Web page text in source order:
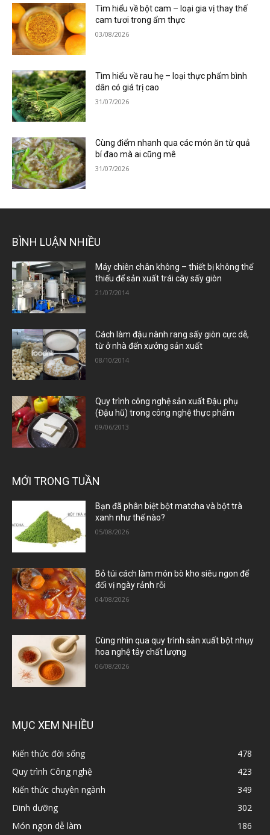
Tìm hiểu về bột cam – loại gia vị thay thế
cam tươi trong ẩm thực
03/08/2026
Tìm hiểu về rau hẹ – loại thực phẩm bình
dân có giá trị cao
31/07/2026
Cùng điểm nhanh qua các món ăn từ quả
bí đao mà ai cũng mê
31/07/2026
BÌNH LUẬN NHIỀU
Máy chiên chân không – thiết bị không thể
thiếu để sản xuất trái cây sấy giòn
21/07/2014
Cách làm đậu nành rang sấy giòn cực dễ,
từ ở nhà đến xưởng sản xuất
08/10/2014
Quy trình công nghệ sản xuất Đậu phụ
(Đậu hũ) trong công nghệ thực phẩm
09/06/2013
MỚI TRONG TUẦN
Bạn đã phân biệt bột matcha và bột trà
xanh như thế nào?
05/08/2026
Bỏ túi cách làm món bò kho siêu ngon để
đổi vị ngày rảnh rỗi
04/08/2026
Cùng nhìn qua quy trình sản xuất bột nhụy
hoa nghệ tây chất lượng
06/08/2026
MỤC XEM NHIỀU
Kiến thức đời sống
478
Quy trình Công nghệ
423
Kiến thức chuyên ngành
349
Dinh dưỡng
302
Món ngon dễ làm
186